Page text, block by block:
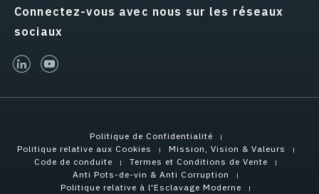
Connectez-vous avec nous sur les réseaux
sociaux
linked-inyoutube
Politique de Confidentialité
Politique relative aux Cookies
Mission, Vision & Valeurs
Code de conduite
Termes et Conditions de Vente
Anti Pots-de-vin & Anti Corruption
Politique relative à l'Esclavage Moderne